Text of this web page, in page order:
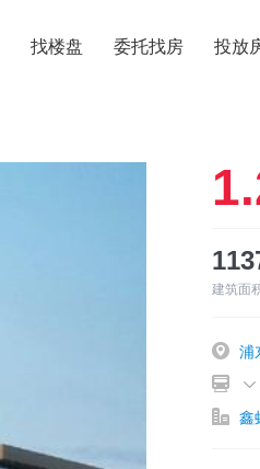
找楼盘 委托找房 投放
建筑面
浦
鑫